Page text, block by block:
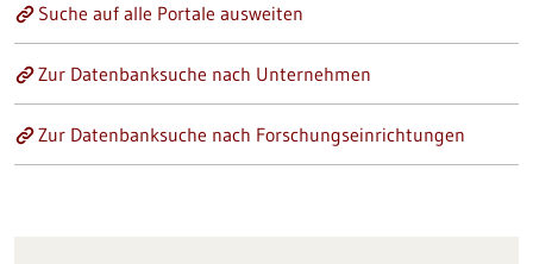
Suche auf alle Portale ausweiten
Zur Datenbanksuche nach Unternehmen
Zur Datenbanksuche nach Forschungseinrichtungen